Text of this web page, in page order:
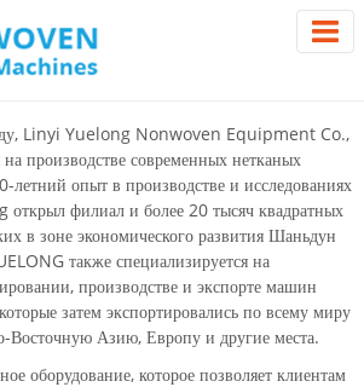
Linyi Yuelong Nonwoven Equipment Co.,
производстве современных нетканых
опыт в производстве и исследованиях
открыл филиал и более 20 тысяч квадратных
в зоне экономического развития Шаньдун
также специализируется на
производстве и экспорте машин
затем экспортировались по всему миру
Азию, Европу и другие места.
оборудование, которое позволяет клиентам